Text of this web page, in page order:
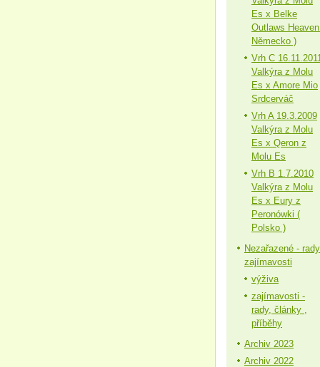
Es x Belke
Outlaws
Německo )
Vrh C
Valkýra z Molu
Es x Amore Mio
Srdcerváč
Vrh A 19.3.2009
Valkýra z Molu
Es x Qeron z
Molu Es
Vrh B 1.7.2010
Valkýra z Molu
Es x Eury z
Peronówki (
Polsko )
Nezařazené -
zajímavosti
výživa
zajímavosti -
rady, články ,
příběhy
Archiv 2023
Archiv 2022